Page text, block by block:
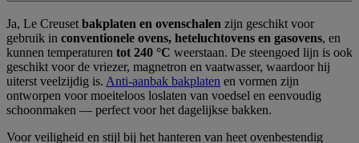
Ja, Le Creuset bakplaten en ovenschalen zijn geschikt voor
gebruik in conventionele ovens, heteluchtovens en gasovens, en
kunnen temperaturen tot 240 °C weerstaan. De steengoed lijn is ook
geschikt voor de vriezer, magnetron en vaatwasser, waardoor hij
uiterst veelzijdig is. Anti-aanbak bakplaten en vormen zijn
ontworpen voor moeiteloos loslaten van voedsel en eenvoudig
schoonmaken — perfect voor het dagelijkse bakken.
Voor veiligheid en stijl bij het hanteren van heet ovenbestendig